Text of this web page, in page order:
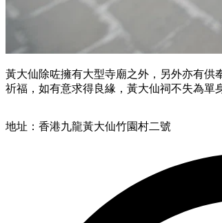
黃大仙除咗擁有大型寺廟之外，另外亦有供
祈福，如有意求得良緣，黃大仙祠不失為單
地址：香港九龍黃大仙竹園村二號